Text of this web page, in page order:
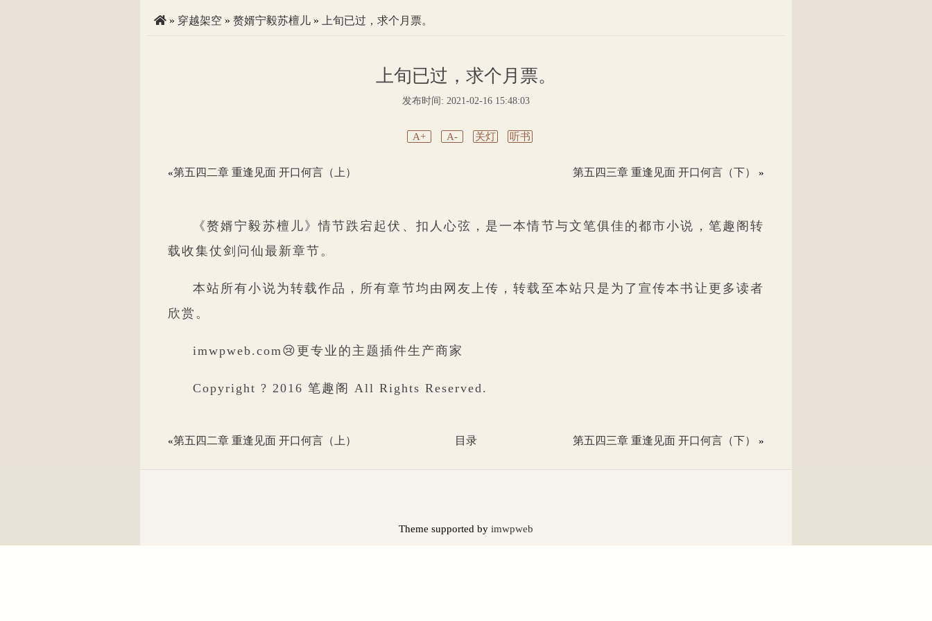
» 穿越架空 » 赘婿宁毅苏檀儿 » 上旬已过，求个月票。
上旬已过，求个月票。
发布时间: 2021-02-16 15:48:03
A+ A- 关灯 听书
«第五四二章 重逢见面 开口何言（上） 第五四三章 重逢见面 开口何言（下） »
《赘婿宁毅苏檀儿》情节跌宕起伏、扣人心弦，是一本情节与文笔俱佳的都市小说，笔趣阁转
载收集仗剑问仙最新章节。
本站所有小说为转载作品，所有章节均由网友上传，转载至本站只是为了宣传本书让更多读者
欣赏。
imwpweb.com😢更专业的主题插件生产商家
Copyright ? 2016 笔趣阁 All Rights Reserved.
«第五四二章 重逢见面 开口何言（上） 目录 第五四三章 重逢见面 开口何言（下） »
Theme supported by imwpweb